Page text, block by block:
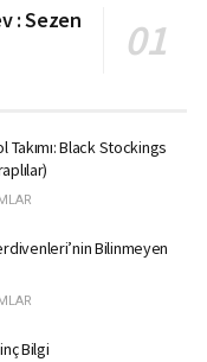
: Sezen
Takımı: Black Stockings
Bilinmeyen
Bilgi